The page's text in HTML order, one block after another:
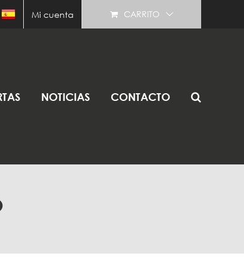
Mi cuenta CARRITO
NOTICIAS CONTACTO